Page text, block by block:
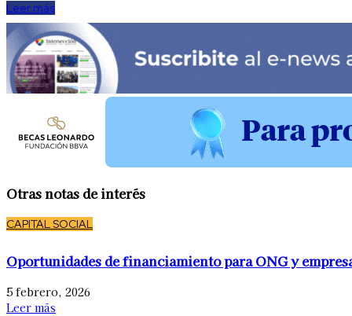
Leer más
Otras notas de interés
CAPITAL SOCIAL
Oportunidades de financiamiento para ONG y
5 febrero, 2026
Leer más